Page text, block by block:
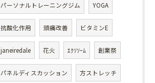
パーソナルトレーニングジム YOGA
抗酸化作用 頭痛改善 ビタミンE
janeiredale 花火 ｴｸｿｿｰﾑ 創業祭
パネルディスカッション 方ストレッチ